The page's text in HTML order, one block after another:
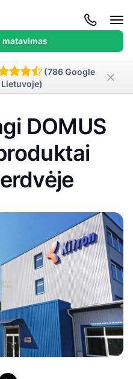
matavimas
(786 Google
DOMUS